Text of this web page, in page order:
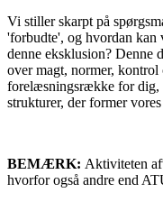
Vi stiller skarpt på
'forbudte', og hvordan kan
denne eksklusion? Denne
over magt, normer,
forelæsningsrække for dig,
strukturer, der former
BEMÆRK: Aktiviteten
hvorfor også andre end